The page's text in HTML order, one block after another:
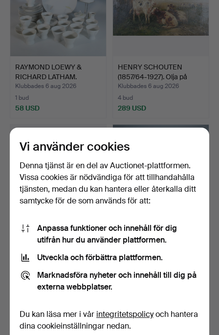
RAYMOND LOEWY &
RICHARD LATHAM.
Rosenthal,…
Klubbades 6 aug 2026
1 bud
58 USD
HENRY SCHOUTEN
(1857/64-1927). Olja på
duk…
Klubbades 6 aug 2026
4 bud
289 USD
Par brutalistiska fåtöljer /
loungestolar,…
14 bud
578 USD
Teservis, 23 delar,
bauhausstil, keramik, …
5 bud
174 USD
Vi använder cookies
Denna tjänst är en del av Auctionet-plattformen.
Vissa cookies är nödvändiga för att tillhandahålla
tjänsten, medan du kan hantera eller återkalla ditt
samtycke för de som används för att:
Anpassa funktioner och innehåll för dig
utifrån hur du använder plattformen.
Utveckla och förbättra plattformen.
Marknadsföra nyheter och innehåll till dig på
externa webbplatser.
Du kan läsa mer i vår integritetspolicyoch hantera
dina cookieinställningar nedan.